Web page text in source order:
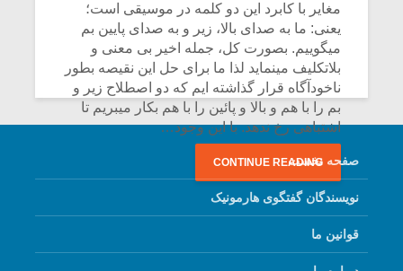
مغایر با کابرد این دو کلمه در موسیقی است؛
یعنی: ما به صدای بالا، زیر و به صدای پایین بم
میگوییم. بصورت کل، جمله اخیر بی معنی و
بلاتکلیف مینماید لذا ما برای حل این نقیصه بطور
ناخودآگاه قرار گذاشته ایم که دو اصطلاح زیر و
بم را با هم و بالا و پائین را با هم بکار میبریم تا
اشتباهی رخ ندهد. با این وجود…
CONTINUE READINGصفحه نخست
نویسندگان گفتگوی هارمونیک
قوانین ما
میکلوش روژا
متن فیلم «متری
موسیقی